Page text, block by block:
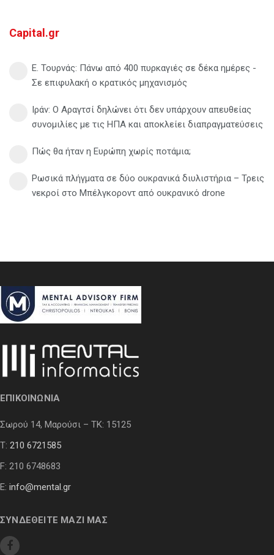
Capital.gr
Ε. Τουρνάς: Πάνω από 400 πυρκαγιές σε δέκα ημέρες -
Σε επιφυλακή ο κρατικός μηχανισμός
Ιράν: Ο Αραγτσί δηλώνει ότι δεν υπάρχουν απευθείας
συνομιλίες με τις ΗΠΑ και αποκλείει διαπραγματεύσεις
Πώς θα ήταν η Ευρώπη χωρίς ποτάμια;
Ρωσικά πλήγματα σε δύο ουκρανικά διυλιστήρια – Τρεις
νεκροί στο Μπέλγκοροντ από ουκρανικό drone
ΕΠΙΚΟΙΝΩΝΙΑ
Σωρού 14, Μαρούσι – ΤΚ: 15125
Τ: 210 6721585
F: 210 6748683
E: info@mental.gr
ΣΥΝΔΕΘΕΙΤΕ ΜΑΖΙ ΜΑΣ